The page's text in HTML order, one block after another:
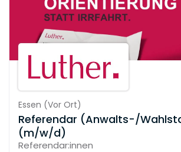
Essen (Vor Ort)
Referendar (Anwalts-/
(m/w/d)
Referendar:innen